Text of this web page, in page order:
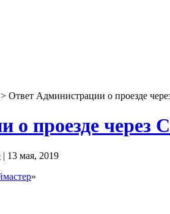
> Ответ Администрации о проезде
о проезде через
| 13 мая, 2019
»